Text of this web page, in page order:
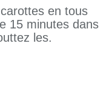
en tous
15 minutes dans
les.